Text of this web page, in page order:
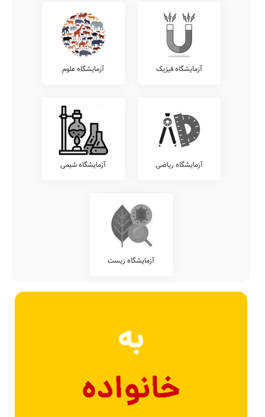
آزمایشگاه فیزیک آزمایشگاه علوم
آزمایشگاه ریاضی آزمایشگاه شیمی
آزمایشگاه زیست